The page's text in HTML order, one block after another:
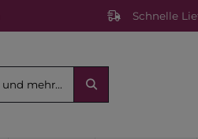
Schnelle